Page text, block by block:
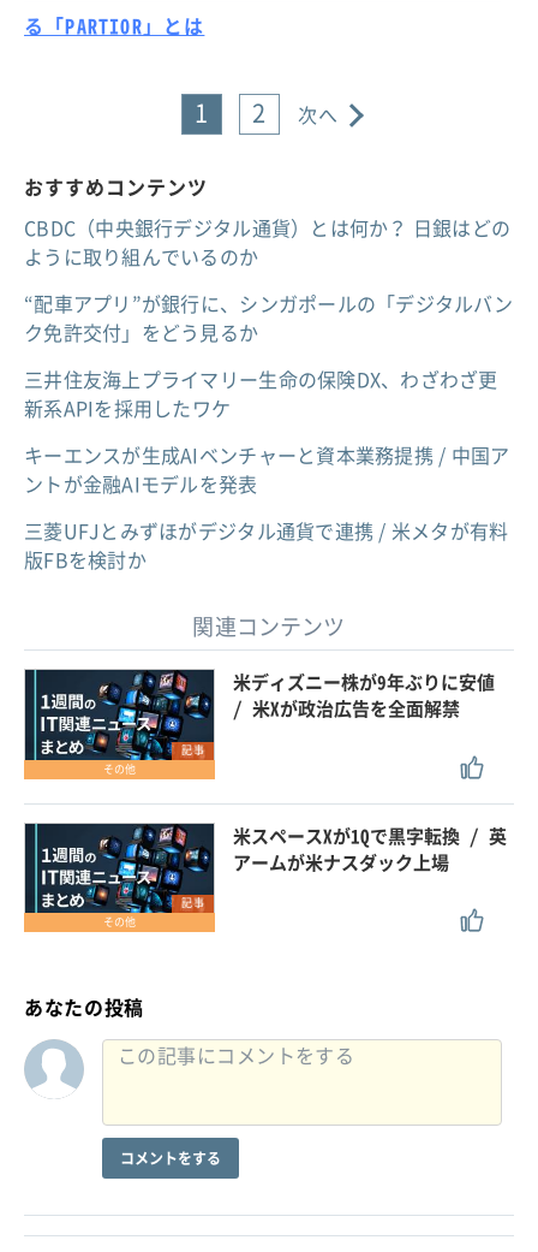
る「PARTIOR」とは
1 2 次へ
おすすめコンテンツ
CBDC（中央銀行デジタル通貨）とは何か？ 日銀はどの
ように取り組んでいるのか
“配車アプリ”が銀行に、シンガポールの「デジタルバン
ク免許交付」をどう見るか
三井住友海上プライマリー生命の保険DX、わざわざ更
新系APIを採用したワケ
キーエンスが生成AIベンチャーと資本業務提携 / 中国ア
ントが金融AIモデルを発表
三菱UFJとみずほがデジタル通貨で連携 / 米メタが有料
版FBを検討か
関連コンテンツ
記事
その他
米ディズニー株が9年ぶりに安値
/ 米Xが政治広告を全面解禁
記事
その他
米スペースXが1Qで黒字転換 / 英
アームが米ナスダック上場
あなたの投稿
コメントをする